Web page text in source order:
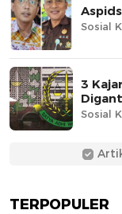
Sosial
3
Sosial
TERPOPULER